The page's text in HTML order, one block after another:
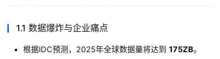
1.1 数据爆炸与企业痛点
根据IDC预测，2025年全球数据量将达到 175ZB。